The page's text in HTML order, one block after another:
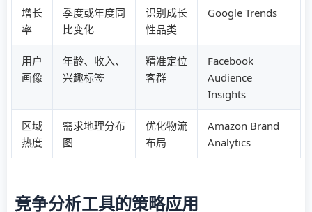
增长
率
季度或年度同
比变化
识别成长
性品类
Google Trends
用户
画像
年龄、收入、
兴趣标签
精准定位
客群
Facebook
Audience
Insights
区域
热度
需求地理分布
图
优化物流
布局
Amazon Brand
Analytics
竞争分析工具的策略应用